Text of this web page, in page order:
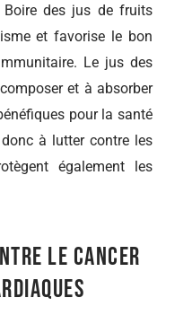
Boire des jus de fruits
et favorise le bon
Le jus des
et à absorber
pour la santé
à lutter contre les
également les
le cancer